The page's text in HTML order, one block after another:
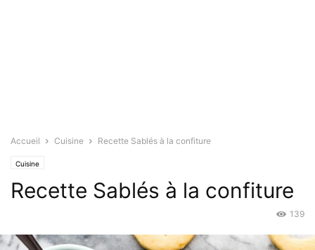
Accueil Cuisine Recette Sablés à la confiture
Cuisine
Recette Sablés à la confiture
139